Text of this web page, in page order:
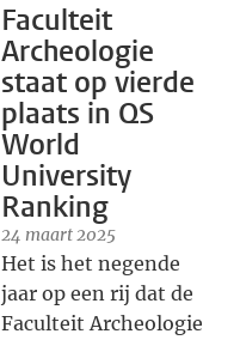
Faculteit
Archeologie
staat op vierde
plaats in QS
World
University
Ranking
24 maart 2025
Het is het negende
jaar op een rij dat de
Faculteit Archeologie